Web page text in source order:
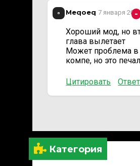
Категория
Meqoeq 7 января
Хороший мод, но
глава вылетает
Может проблема
компе, но это
Цитировать
-